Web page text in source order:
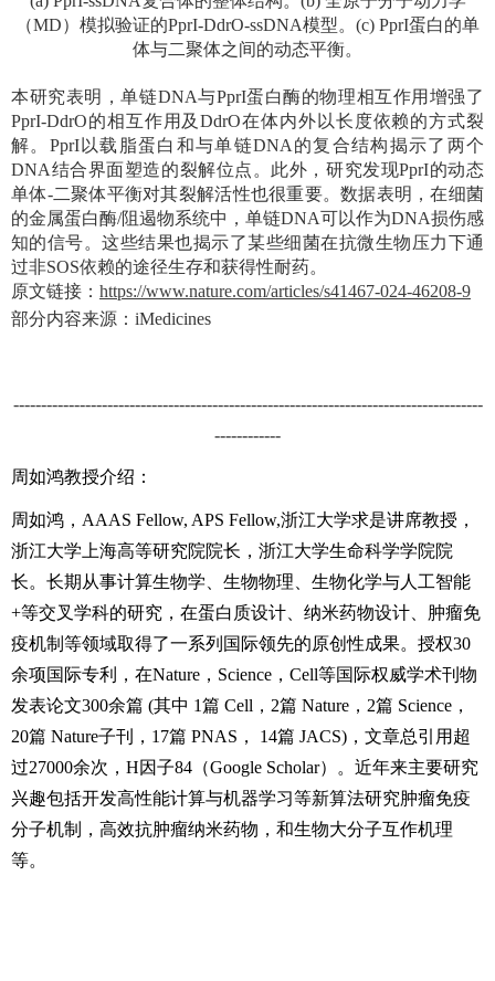
（MD）模拟验证的PprI-DdrO-ssDNA模型。 (c) PprI蛋白的单
体与二聚体之间的动态平衡。
本研究表明，单链DNA与PprI蛋白酶的物理相互作用增强了
PprI-DdrO的相互作用及DdrO在体内外以长度依赖的方式裂
解。 PprI以载脂蛋白和与单链DNA 的复合结构揭示了两个
DNA结合界面塑造的裂解位点。此外，研究发现PprI的动态
单体-二聚体平衡对其裂解活性也很重要。数据表明，在细菌
的金属蛋白酶/阻遏物系统中，单链DNA可以作为DNA损伤感
知的信号。这些结果也揭示了某些细菌在抗微生物压力下通
过非SOS依赖的途径生存和获得性耐药。
原文链接： https://www.nature.com/articles/s41467-024-46208-9
部分内容来源： iMedicines
-------------------------------------------------------------------------------------
------------
周如鸿教授介绍：
周如鸿， AAAS Fellow, APS Fellow,浙江大学求是讲席教授，
浙江大学上海高等研究院院长，浙江大学生命科学学院院
长。长期从事计算生物学、生物物理、生物化学与人工智能
+等交叉学科的研究，在蛋白质设计、纳米药物设计、肿瘤免
疫机制等领域取得了一系列国际领先的原创性成果。授权30
余项国际专利，在Nature ， Science ， Cell等国际权威学术刊物
发表论文300余篇 (其中 1篇 Cell ， 2篇 Nature ， 2篇 Science ，
20篇 Nature子刊， 17篇 PNAS ， 14篇 JACS) ，文章总引用超
过27000余次， H因子84 （Google Scholar）。近年来主要研究
兴趣包括开发高性能计算与机器学习等新算法研究肿瘤免疫
分子机制，高效抗肿瘤纳米药物，和生物大分子互作机理
等。